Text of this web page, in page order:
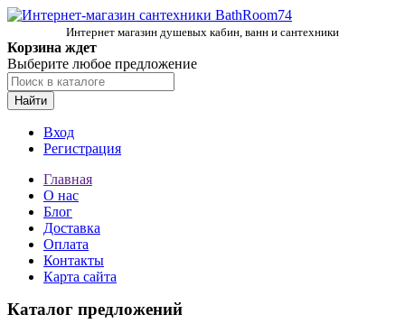
Интернет магазин душевых кабин, ванн и сантехники
Корзина ждет
Выберите любое предложение
Найти
Вход
Регистрация
Главная
О нас
Блог
Доставка
Оплата
Контакты
Карта сайта
Каталог предложений